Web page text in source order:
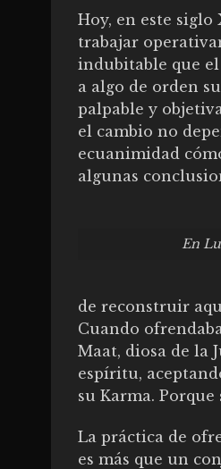
Hoy, en este
trabajar
indubitable que
a algo de orden
palpable y
el cambio no
ecuanimidad
algunas
En
de reconstruir
Cuando
Maat, diosa de la
espíritu,
su Karma.
La práctica de
es más que un